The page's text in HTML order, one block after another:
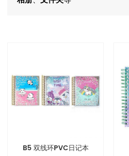
B5 双线环PVC日记本